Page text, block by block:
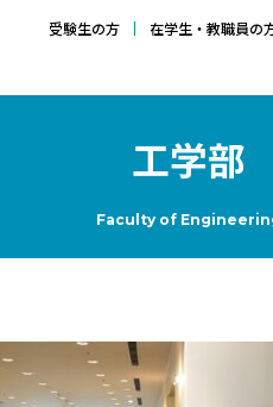
受験生の方 在学生・教職員の
工学部
Faculty of